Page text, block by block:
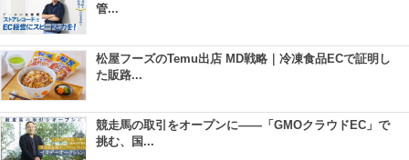
管...
松屋フーズのTemu出店 MD戦略｜冷凍食品ECで証明し
た販路...
競走馬の取引をオープンに――「GMOクラウドEC」で
挑む、国...